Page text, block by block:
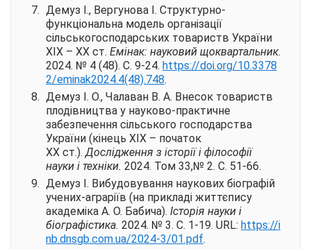
Демуз І., Вергунова І. Структурно-
функціональна модель організації
сільськогосподарських товариств України
ХІХ – ХХ ст. Емінак: науковий щоквартальник.
2024. № 4 (48). С. 9-24. https://doi.org/10.3378
2/eminak2024.4(48).748.
Демуз І. О., Чалаван В. А. Внесок товариств
плодівництва у науково-практичне
забезпечення сільського господарства
України (кінець ХІХ – початок
ХХ ст.).Дослідження з історії і філософії
науки і техніки. 2024. Том 33,№ 2. С. 51-66.
Демуз І. Вибудовування наукових біографій
учених-аграріїв (на прикладі життєпису
академіка А. О. Бабича). Історія науки і
біографістика. 2024. № 3. С. 1-19. URL: https://i
nb.dnsgb.com.ua/2024-3/01.pdf.